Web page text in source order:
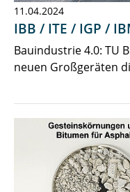
11.04.2024
IBB / ITE / IGP /
Bauindustrie 4.0: TU
neuen Großgeräten